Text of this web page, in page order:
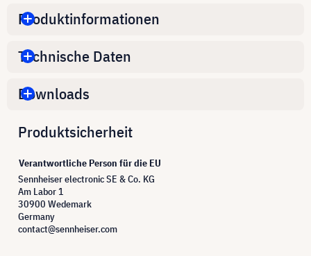
Produktinformationen
Technische Daten
Downloads
Produktsicherheit
Verantwortliche Person für die EU
Sennheiser electronic SE & Co. KG
Am Labor 1
30900 Wedemark
Germany
contact@sennheiser.com